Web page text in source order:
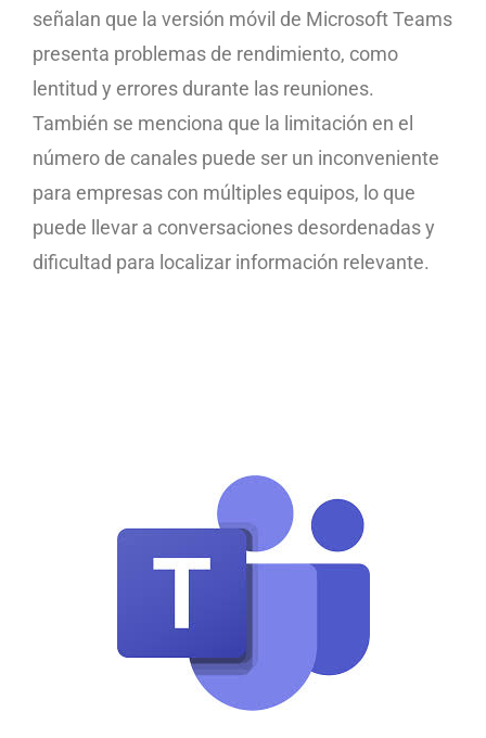
señalan que la versión móvil de Microsoft Teams
presenta problemas de rendimiento, como
lentitud y errores durante las reuniones.
También se menciona que la limitación en el
número de canales puede ser un inconveniente
para empresas con múltiples equipos, lo que
puede llevar a conversaciones desordenadas y
dificultad para localizar información relevante.